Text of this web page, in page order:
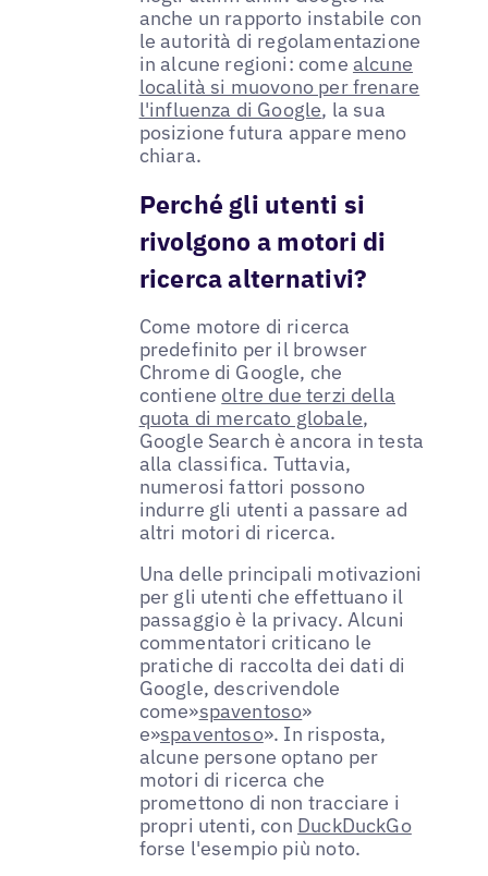
anche un rapporto instabile con
le autorità di regolamentazione
in alcune regioni: come alcune
località si muovono per frenare
l'influenza di Google, la sua
posizione futura appare meno
chiara.
Perché gli utenti si
rivolgono a motori di
ricerca alternativi?
Come motore di ricerca
predefinito per il browser
Chrome di Google, che
contiene oltre due terzi della
quota di mercato globale,
Google Search è ancora in testa
alla classifica. Tuttavia,
numerosi fattori possono
indurre gli utenti a passare ad
altri motori di ricerca.
Una delle principali motivazioni
per gli utenti che effettuano il
passaggio è la privacy. Alcuni
commentatori criticano le
pratiche di raccolta dei dati di
Google, descrivendole
come»spaventoso»
e»spaventoso». In risposta,
alcune persone optano per
motori di ricerca che
promettono di non tracciare i
propri utenti, con DuckDuckGo
forse l'esempio più noto.